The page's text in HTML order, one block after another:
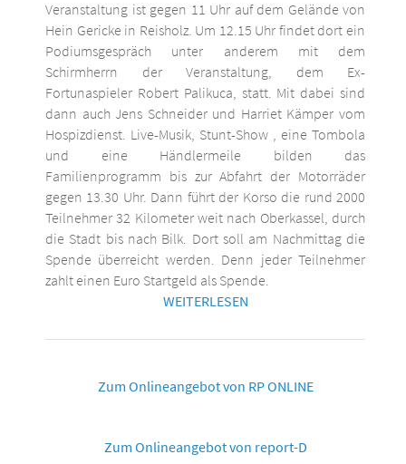
Veranstaltung ist gegen 11 Uhr auf dem Gelände von
Hein Gericke in Reisholz. Um 12.15 Uhr findet dort ein
Podiumsgespräch unter anderem mit dem
Schirmherrn der Veranstaltung, dem Ex-
Fortunaspieler Robert Palikuca, statt. Mit dabei sind
dann auch Jens Schneider und Harriet Kämper vom
Hospizdienst. Live-Musik, Stunt-Show , eine Tombola
und eine Händlermeile bilden das
Familienprogramm bis zur Abfahrt der Motorräder
gegen 13.30 Uhr. Dann führt der Korso die rund 2000
Teilnehmer 32 Kilometer weit nach Oberkassel, durch
die Stadt bis nach Bilk. Dort soll am Nachmittag die
Spende überreicht werden. Denn jeder Teilnehmer
zahlt einen Euro Startgeld als Spende.
WEITERLESEN
Zum Onlineangebot von RP ONLINE
Zum Onlineangebot von report-D